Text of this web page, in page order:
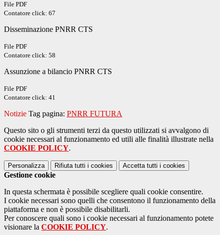
File PDF
Contatore click: 67
Disseminazione PNRR CTS
File PDF
Contatore click: 58
Assunzione a bilancio PNRR CTS
File PDF
Contatore click: 41
Notizie Tag pagina: PNRR FUTURA
Questo sito o gli strumenti terzi da questo utilizzati si avvalgono di
cookie necessari al funzionamento ed utili alle finalità illustrate nella
COOKIE POLICY.
Personalizza Rifiuta tutti i cookies Accetta tutti i cookies
Gestione cookie
In questa schermata è possibile scegliere quali cookie consentire.
I cookie necessari sono quelli che consentono il funzionamento della
piattaforma e non è possibile disabilitarli.
Per conoscere quali sono i cookie necessari al funzionamento potete
visionare la COOKIE POLICY.